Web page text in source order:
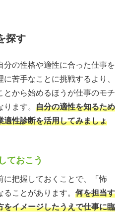
探す
の性格や適性に合った仕事を
苦手なことに挑戦するより、
から始めるほうが仕事のモチ
ます。 自分の適性を知るため
適性診断を活用してみましょ
ておこう
把握しておくことで、「怖
ことがあります。 何を担当す
をイメージしたうえで仕事に臨